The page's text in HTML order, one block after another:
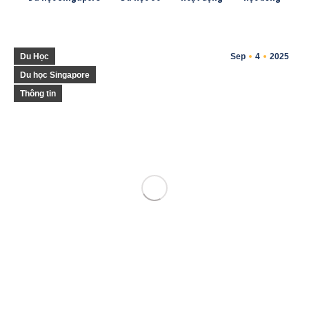
Sep 4 2025
Du Học
Du học Singapore
Thông tin